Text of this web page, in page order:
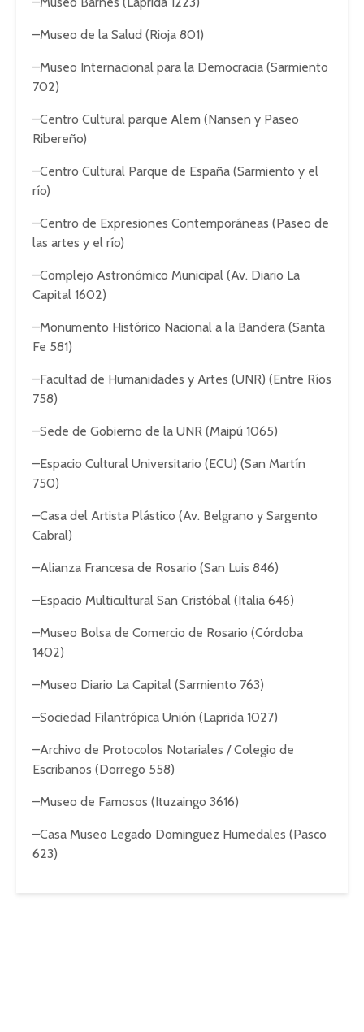
–Museo de la Salud (Rioja 801)
–Museo Internacional para la Democracia (Sarmiento
702)
–Centro Cultural parque Alem (Nansen y Paseo
Ribereño)
–Centro Cultural Parque de España (Sarmiento y el
río)
–Centro de Expresiones Contemporáneas (Paseo de
las artes y el río)
–Complejo Astronómico Municipal (Av. Diario La
Capital 1602)
–Monumento Histórico Nacional a la Bandera (Santa
Fe 581)
–Facultad de Humanidades y Artes (UNR) (Entre Ríos
758)
–Sede de Gobierno de la UNR (Maipú 1065)
–Espacio Cultural Universitario (ECU) (San Martín
750)
–Casa del Artista Plástico (Av. Belgrano y Sargento
Cabral)
–Alianza Francesa de Rosario (San Luis 846)
–Espacio Multicultural San Cristóbal (Italia 646)
–Museo Bolsa de Comercio de Rosario (Córdoba
1402)
–Museo Diario La Capital (Sarmiento 763)
–Sociedad Filantrópica Unión (Laprida 1027)
–Archivo de Protocolos Notariales / Colegio de
Escribanos (Dorrego 558)
–Museo de Famosos (Ituzaingo 3616)
–Casa Museo Legado Dominguez Humedales (Pasco
623)